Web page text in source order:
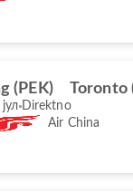
(PEK) Toronto
Direktno
Air China